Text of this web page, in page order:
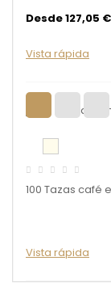
Desde 127,05
Vista rápida
100 Tazas café
Vista rápida